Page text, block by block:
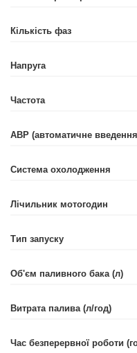
Кількість фаз
Напруга
Частота
АВР (автоматичне
Система охолодження
Лічильник мотогодин
Тип запуску
Об'єм паливного бака (л)
Витрата палива (л/год)
Час безперервної роботи